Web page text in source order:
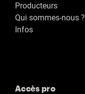
Producteurs
Qui sommes-nous ?
Infos
Accès pro